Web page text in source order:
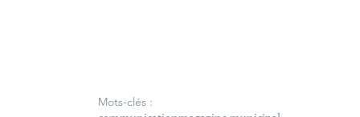
Mots-clés :